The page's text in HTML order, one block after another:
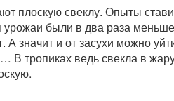
плоскую свеклу. Опыты
урожаи были в два раза
А значит и от засухи можно
В тропиках ведь свекла в